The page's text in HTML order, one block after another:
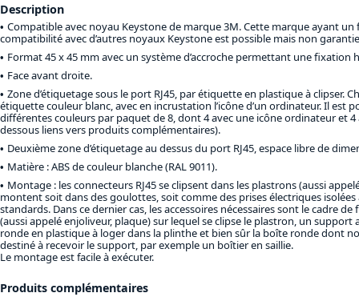
Description
Compatible avec noyau Keystone de marque 3M. Cette marque ayant
compatibilité avec d’autres noyaux Keystone est possible mais non
Format 45 x 45 mm avec un système d’accroche permettant une fixation
Face avant droite.
Zone d’étiquetage sous le port RJ45, par étiquette en plastique à clipser.
étiquette couleur blanc, avec en incrustation l’icône d’un ordinateur. Il est
différentes couleurs par paquet de 8, dont 4 avec une icône ordinateur et
dessous liens vers produits complémentaires).
Deuxième zone d’étiquetage au dessus du port RJ45, espace libre de
Matière : ABS de couleur blanche (RAL 9011).
Montage : les connecteurs RJ45 se clipsent dans les plastrons (aussi
montent soit dans des goulottes, soit comme des prises électriques isolées
standards. Dans ce dernier cas, les accessoires nécessaires sont le cadre
(aussi appelé enjoliveur, plaque) sur lequel se clipse le plastron, un support
ronde en plastique à loger dans la plinthe et bien sûr la boîte ronde dont
destiné à recevoir le support, par exemple un boîtier en saillie.
Le montage est facile à exécuter.
Produits complémentaires